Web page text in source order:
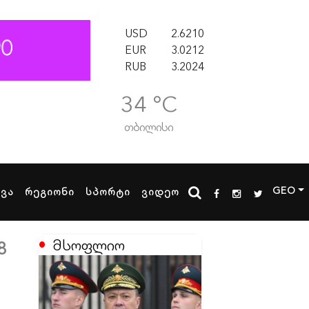
USD
2.6210
EUR
3.0212
RUB
3.2024
34 °C
თბილისი
რეგიონი სპორტი ვიდეო GEO
მსოფლიო